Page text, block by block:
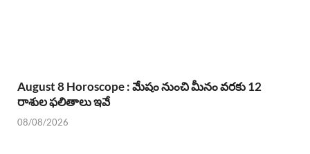
August 8 Horoscope : మేషం నుంచి మీనం వరకు 12
రాశుల ఫలితాలు ఇవే
08/08/2026